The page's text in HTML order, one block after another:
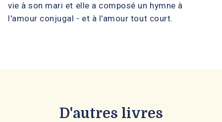
vie à son mari et elle a composé un hymne à
l'amour conjugal - et à l'amour tout court.
D'autres livres